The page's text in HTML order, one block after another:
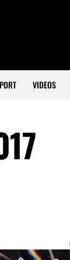
VIDEOS